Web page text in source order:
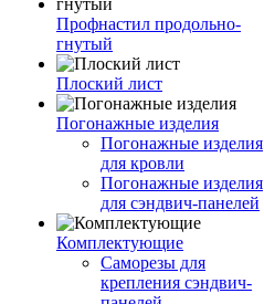
Профнастил продольно-
гнутый
Плоский лист
Погонажные изделия
Погонажные изделия
для кровли
Погонажные изделия
для сэндвич-панелей
Комплектующие
Саморезы для
крепления сэндвич-